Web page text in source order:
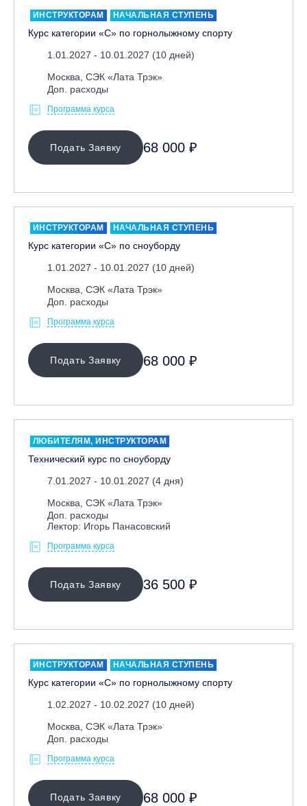
Комсомольск-на-Амуре, ГЛК «Холдоми»
Красноярск, ФП «Бобровый лог»
Ленинградская обл., ГЛК «Золотая долина»
Ленинградская обл., ЦАО «Туутари Парк»
Липецк, ГСК «HILLPARK»
Москва, «Воробьевы Горы»
Москва, Парк «Ходынское поле»
Москва, Скалодром "Атмосфера"
Москва, СЭК «Лата Трэк»
Москва, ул. Олеко Дундича 19/15
Московская обл., ВГК «Лисья Гора»
Московская обл., ГК Леонида Тягачёва
Московская обл., ГЛК «Красная Горка»
Московская обл., п. Чулково, ГК «Гая Северина»
Московская обл., Сергиев Посад, вейк парк Boardberry
Нижегородская обл., СК «Хабарское»
Приморский край, ГЛК «Медвежья Долина»
Республика Башкортостан., с. Новоабзаково, ГЛЦ
«Абзаково»
Самара, ГЛК «СОК»
Санкт-Петербург, Всесезонный курорт «Игора»
Санкт-Петербург, Скейт-парк под мостом Бетанкура
Сочи, ГК «Роза Хутор»
Узбекистан, ГКЛЦ «Amirsoy»
Чусовой, ГК «Такман»
Южно-Сахалинск, СТК «Горный воздух»
ИНСТРУКТОРАМ НАЧАЛЬНАЯ СТУПЕНЬ
Курс категории «С» по горнолыжному спорту
1.01.2027 - 10.01.2027 (10 дней)
Москва, СЭК «Лата Трэк»
Доп. расходы
Программа курса
Подать Заявку 68 000 ₽
ИНСТРУКТОРАМ НАЧАЛЬНАЯ СТУПЕНЬ
Курс категории «С» по сноуборду
1.01.2027 - 10.01.2027 (10 дней)
Москва, СЭК «Лата Трэк»
Доп. расходы
Программа курса
Подать Заявку 68 000 ₽
ЛЮБИТЕЛЯМ, ИНСТРУКТОРАМ
Технический курс по сноуборду
7.01.2027 - 10.01.2027 (4 дня)
Москва, СЭК «Лата Трэк»
Доп. расходы
Лектор: Игорь Панасовский
Программа курса
Подать Заявку 36 500 ₽
ИНСТРУКТОРАМ НАЧАЛЬНАЯ СТУПЕНЬ
Курс категории «С» по горнолыжному спорту
1.02.2027 - 10.02.2027 (10 дней)
Москва, СЭК «Лата Трэк»
Доп. расходы
Программа курса
Подать Заявку 68 000 ₽